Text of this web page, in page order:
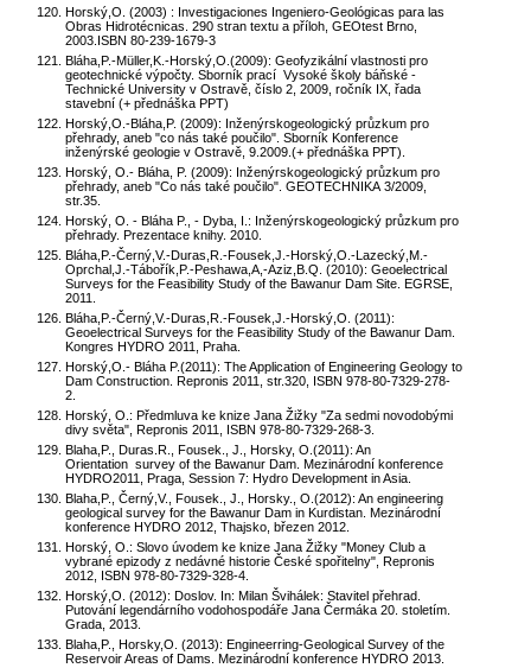
Horský,O. (2003) : Investigaciones Ingeniero-Geológicas para las
Obras Hidrotécnicas. 290 stran textu a příloh, GEOtest Brno,
2003.ISBN 80-239-1679-3
Bláha,P.-Müller,K.-Horský,O.(2009): Geofyzikální vlastnosti pro
geotechnické výpočty. Sborník prací Vysoké školy báňské -
Technické University v Ostravě, číslo 2, 2009, ročník IX, řada
stavební (+ přednáška PPT)
Horský,O.-Bláha,P. (2009): Inženýrskogeologický průzkum pro
přehrady, aneb "co nás také poučilo". Sborník Konference
inženýrské geologie v Ostravě, 9.2009.(+ přednáška PPT).
Horský, O.- Bláha, P. (2009): Inženýrskogeologický průzkum pro
přehrady, aneb "Co nás také poučilo". GEOTECHNIKA 3/2009,
str.35.
Horský, O. - Bláha P., - Dyba, I.: Inženýrskogeologický průzkum pro
přehrady. Prezentace knihy. 2010.
Bláha,P.-Černý,V.-Duras,R.-Fousek,J.-Horský,O.-Lazecký,M.-
Oprchal,J.-Tábořík,P.-Peshawa,A,-Aziz,B.Q. (2010): Geoelectrical
Surveys for the Feasibility Study of the Bawanur Dam Site. EGRSE,
2011.
Bláha,P.-Černý,V.-Duras,R.-Fousek,J.-Horský,O. (2011):
Geoelectrical Surveys for the Feasibility Study of the Bawanur Dam.
Kongres HYDRO 2011, Praha.
Horský,O.- Bláha P.(2011): The Application of Engineering Geology to
Dam Construction. Repronis 2011, str.320, ISBN 978-80-7329-278-
2.
Horský, O.: Předmluva ke knize Jana Žižky "Za sedmi novodobými
divy světa", Repronis 2011, ISBN 978-80-7329-268-3.
Blaha,P., Duras.R., Fousek., J., Horsky, O.(2011): An
Orientation survey of the Bawanur Dam. Mezinárodní konference
HYDRO2011, Praga, Session 7: Hydro Development in Asia.
Blaha,P., Černý,V., Fousek., J., Horsky., O.(2012): An engineering
geological survey for the Bawanur Dam in Kurdistan. Mezinárodní
konference HYDRO 2012, Thajsko, březen 2012.
Horský, O.: Slovo úvodem ke knize Jana Žižky "Money Club a
vybrané epizody z nedávné historie České spořitelny", Repronis
2012, ISBN 978-80-7329-328-4.
Horský,O. (2012): Doslov. In: Milan Švihálek: Stavitel přehrad.
Putování legendárního vodohospodáře Jana Čermáka 20. stoletím.
Grada, 2013.
Blaha,P., Horsky,O. (2013): Engineerring-Geological Survey of the
Reservoir Areas of Dams. Mezinárodní konference HYDRO 2013.